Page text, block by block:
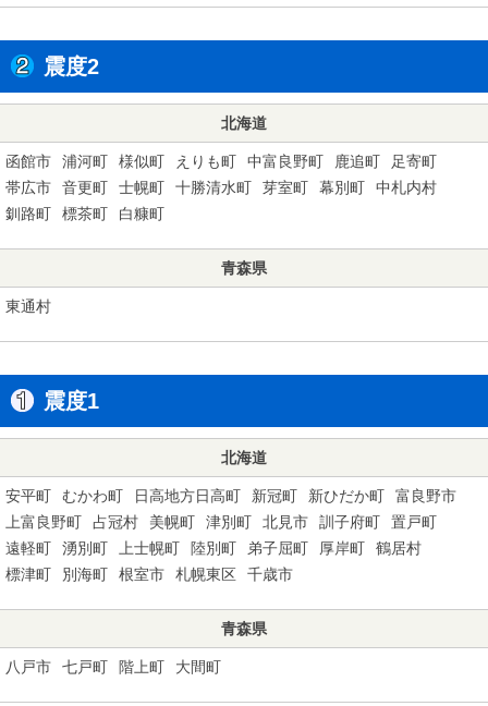
震度2
北海道
函館市 浦河町 様似町 えりも町 中富良野町 鹿追町
足寄町
帯広市
音更町 士幌町 十勝清水町 芽室町 幕別町
中札内村
釧路町
標茶町 白糠町
青森県
東通村
震度1
北海道
安平町 むかわ町 日高地方日高町 新冠町 新ひだか町
富良野市
上富良野町
占冠村 美幌町 津別町 北見市 訓子府町
置戸町
遠軽町
湧別町 上士幌町 陸別町 弟子屈町 厚岸町
鶴居村
標津町
別海町 根室市 札幌東区 千歳市
青森県
八戸市 七戸町 階上町 大間町